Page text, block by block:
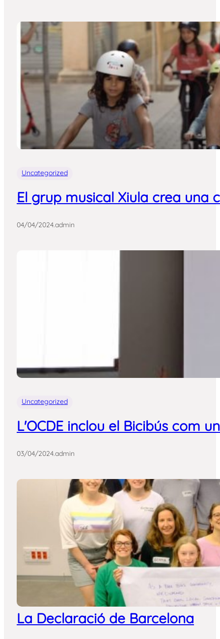
Uncategorized
El grup musical Xiula crea una
04/04/2024.admin
Uncategorized
L'OCDE inclou el Bicibús com
03/04/2024.admin
La Declaració de Barcelona